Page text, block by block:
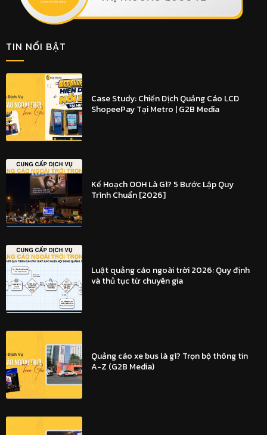
TIN NỔI BẬT
Case Study: Chiến Dịch Quảng Cáo LCD
ShopeePay Tại Metro | G2B Media
Kế Hoạch OOH Là Gì? 5 Bước Lập Quy
Trình Chuẩn [2026]
Luật quảng cáo ngoài trời 2026: Quy định
và thủ tục từ chuyên gia
Quảng cáo xe bus là gì? Trọn bộ thông tin
A-Z (G2B Media)